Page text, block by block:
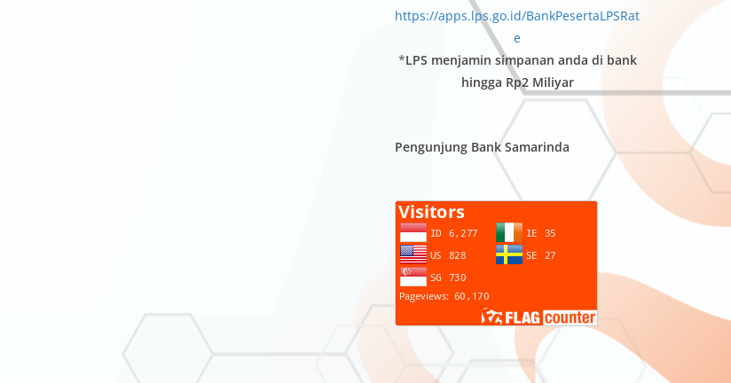
https://apps.lps.go.id/BankPesertaLPSRat
e
*LPS menjamin simpanan anda di bank
hingga Rp2 Miliyar
Pengunjung Bank Samarinda